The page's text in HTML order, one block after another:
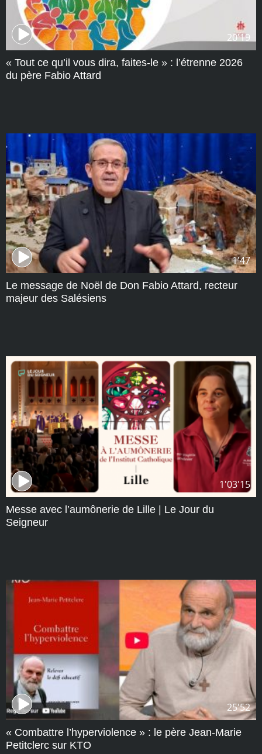
20'19
« Tout ce qu’il vous dira, faites-le » : l’étrenne 2026
du père Fabio Attard
1'47
Le message de Noël de Don Fabio Attard, recteur
majeur des Salésiens
1'03'15
Messe avec l’aumônerie de Lille | Le Jour du
Seigneur
25'52
« Combattre l’hyperviolence » : le père Jean-Marie
Petitclerc sur KTO